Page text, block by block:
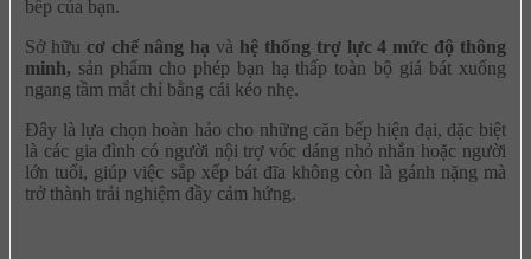
bếp của bạn.
Sở hữu cơ chế nâng hạ và hệ thống trợ lực 4 mức độ thông
minh, sản phẩm cho phép bạn hạ thấp toàn bộ giá bát xuống
ngang tầm mắt chỉ bằng cái kéo nhẹ.
Đây là lựa chọn hoàn hảo cho những căn bếp hiện đại, đặc biệt
là các gia đình có người nội trợ vóc dáng nhỏ nhắn hoặc người
lớn tuổi, giúp việc sắp xếp bát đĩa không còn là gánh nặng mà
trở thành trải nghiệm đầy cảm hứng.